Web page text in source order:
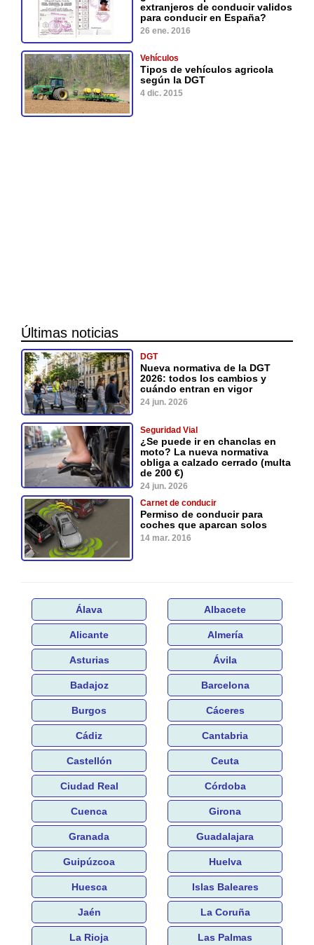
extranjeros de conducir validos
para conducir en España?
26 ene. 2016
Vehículos
Tipos de vehículos agricola
según la DGT
4 dic. 2015
Últimas noticias
DGT
Nueva normativa de la DGT
2026: todos los cambios y
cuándo entran en vigor
24 jun. 2026
Seguridad Vial
¿Se puede ir en chanclas en
moto? La nueva normativa
obliga a calzado cerrado (multa
de 200 €)
24 jun. 2026
Carnet de conducir
Permiso de conducir para
coches que aparcan solos
14 mar. 2016
Álava Albacete
Alicante Almería
Asturias Ávila
Badajoz Barcelona
Burgos Cáceres
Cádiz Cantabria
Castellón Ceuta
Ciudad Real Córdoba
Cuenca Girona
Granada Guadalajara
Guipúzcoa Huelva
Huesca Islas Baleares
Jaén La Coruña
La Rioja Las Palmas